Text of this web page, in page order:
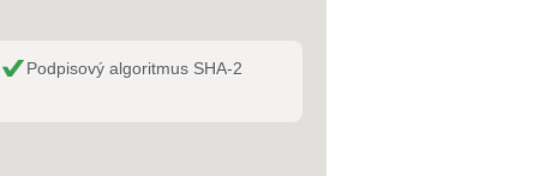
Podpisový algoritmus SHA-2